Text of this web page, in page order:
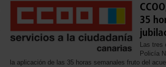
35
Las tres
Policía
la aplicación de las 35 horas semanales fruto del